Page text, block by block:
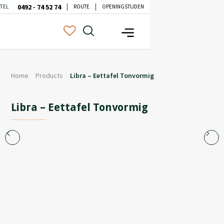
TEL 0492 - 74 52 74 ROUTE OPENINGSTIJDEN
Home Products Libra – Eettafel Tonvormig
Libra – Eettafel Tonvormig